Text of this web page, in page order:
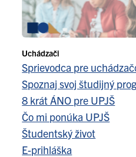
Uchádzači
Sprievodca pre
Spoznaj svoj študijný
8 krát ÁNO pre UPJŠ
Čo mi ponúka UPJŠ
Študentský život
E-prihláška